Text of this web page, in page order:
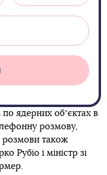
ядерних обʼєктах в
розмову,
розмови також
Рубіо і міністр зі